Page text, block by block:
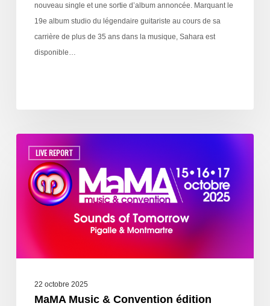
nouveau single et une sortie d’album annoncée. Marquant le
19e album studio du légendaire guitariste au cours de sa
carrière de plus de 35 ans dans la musique, Sahara est
disponible…
LIVE REPORT
22 octobre 2025
MaMA Music & Convention édition